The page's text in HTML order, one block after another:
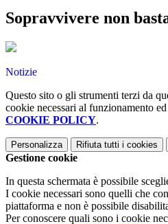
Sopravvivere non
Notizie
Questo sito o gli strumenti terzi da
cookie necessari al funzionamento
COOKIE POLICY.
Personalizza Rifiuta tutti i cookies
Gestione cookie
In questa schermata è possibile
I cookie necessari sono quelli che
piattaforma e non è possibile
Per conoscere quali sono i cookie